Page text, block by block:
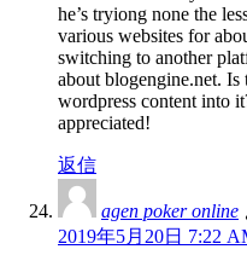
he’s tryiong none the
various websites for
switching to another
about blogengine.net.
wordpress content into
appreciated!
返信
agen poker online
2019年5月20日 7:22